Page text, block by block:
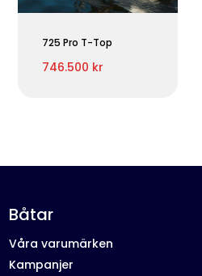
725 Pro T-Top
746.500 kr
Båtar
Våra varumärken
Kampanjer